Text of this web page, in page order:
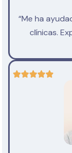
“Me ha
clínicas.